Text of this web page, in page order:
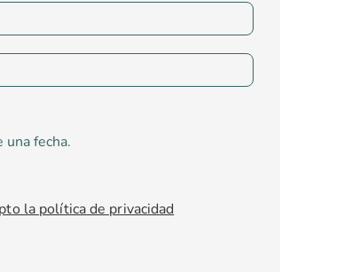
una fecha.
la política de privacidad